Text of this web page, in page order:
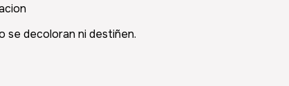
se decoloran ni destiñen.